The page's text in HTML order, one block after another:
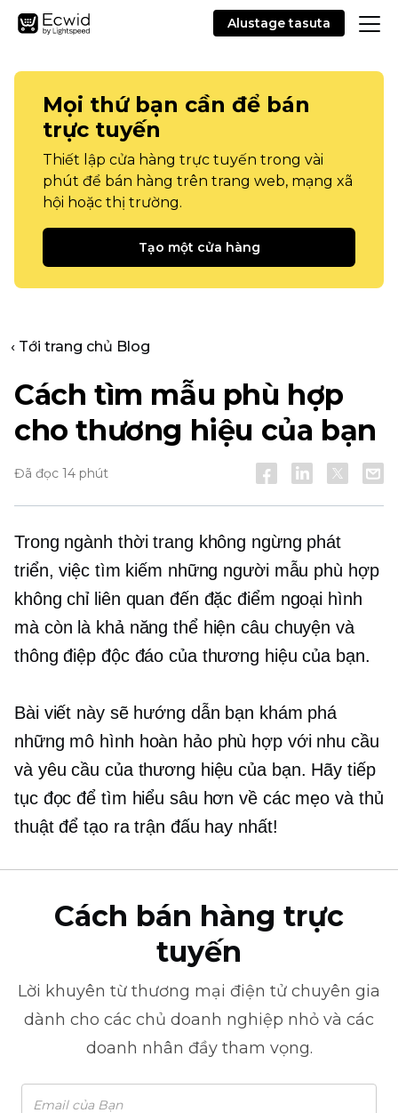
Alustage tasuta
Mọi thứ bạn cần để bán
trực tuyến
Thiết lập cửa hàng trực tuyến trong vài
phút để bán hàng trên trang web, mạng xã
hội hoặc thị trường.
Tạo một cửa hàng
‹ Tới trang chủ Blog
Cách tìm mẫu phù hợp
cho thương hiệu của bạn
Đã đọc 14 phút
Trong ngành thời trang không ngừng phát
triển, việc tìm kiếm những người mẫu phù hợp
không chỉ liên quan đến đặc điểm ngoại hình
mà còn là khả năng thể hiện câu chuyện và
thông điệp độc đáo của thương hiệu của bạn.
Bài viết này sẽ hướng dẫn bạn khám phá
những mô hình hoàn hảo phù hợp với nhu cầu
và yêu cầu của thương hiệu của bạn. Hãy tiếp
tục đọc để tìm hiểu sâu hơn về các mẹo và thủ
thuật để tạo ra trận đấu hay nhất!
Cách bán hàng trực
tuyến
Lời khuyên từ thương mại điện tử chuyên gia
dành cho các chủ doanh nghiệp nhỏ và các
doanh nhân đầy tham vọng.